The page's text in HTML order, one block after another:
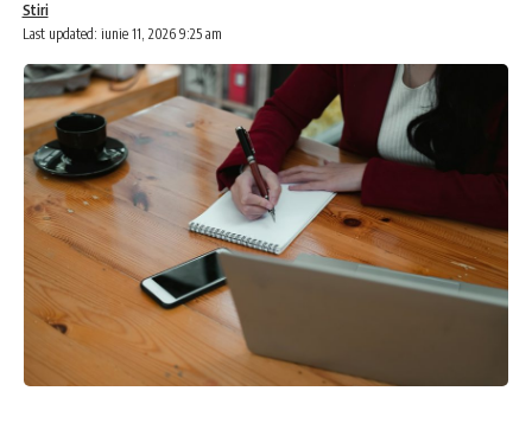
Last updated: iunie 11, 2026 9:25 am
Stiri